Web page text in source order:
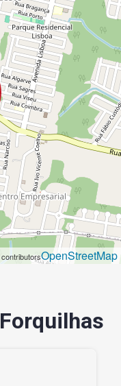
contributorsOpenStreetMap
Forquilhas